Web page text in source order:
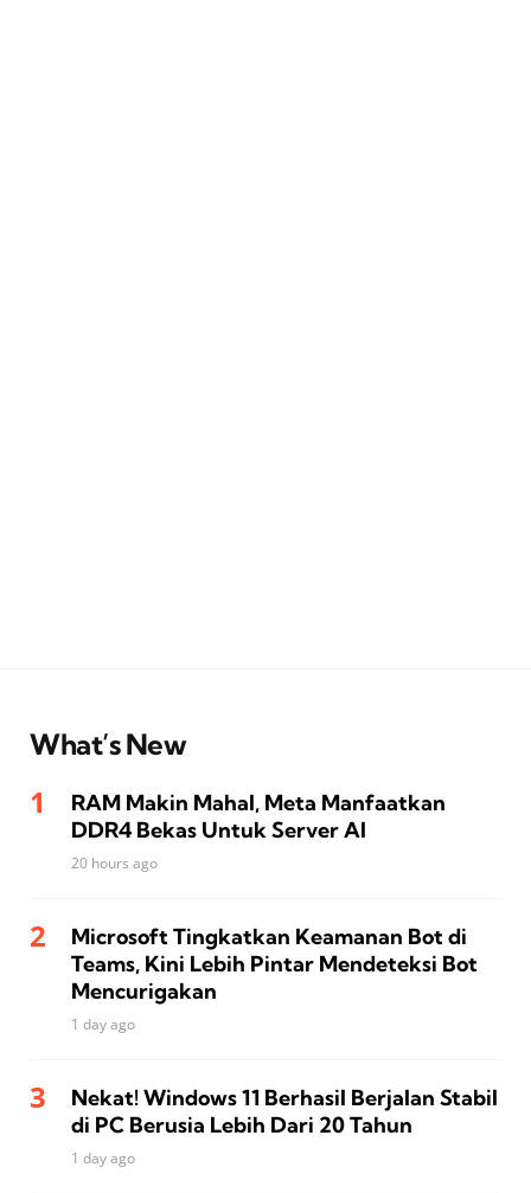
What’s New
RAM Makin Mahal, Meta Manfaatkan
DDR4 Bekas Untuk Server AI
20 hours ago
Microsoft Tingkatkan Keamanan Bot di
Teams, Kini Lebih Pintar Mendeteksi Bot
Mencurigakan
1 day ago
Nekat! Windows 11 Berhasil Berjalan Stabil
di PC Berusia Lebih Dari 20 Tahun
1 day ago